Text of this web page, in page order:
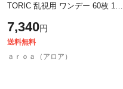
TORIC 乱視用 ワンデー 60枚 1ヶ
ト投函商品
7,340円
送料無料
ａｒｏａ（アロア）